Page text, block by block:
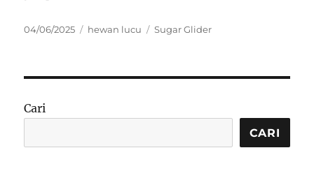
Posted
04/06/2025 Categories
hewan lucu Tags
Sugar Glider
Cari
CARI